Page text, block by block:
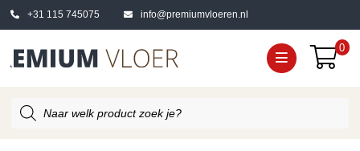
+31 115 745075 info@premiumvloeren.nl
0
zoeken